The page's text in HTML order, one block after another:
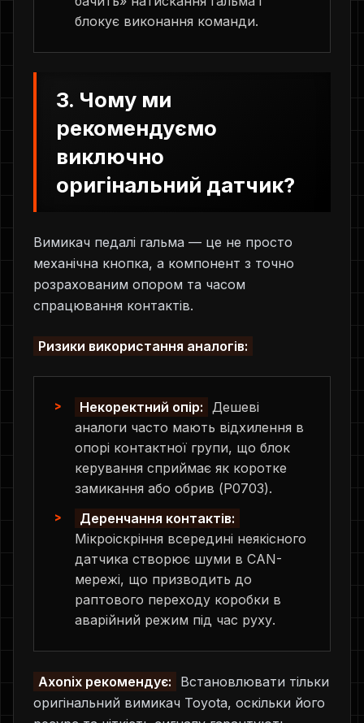
блокує виконання команди.
3. Чому ми
рекомендуємо
виключно
оригінальний датчик?
Вимикач педалі гальма — це не просто
механічна кнопка, а компонент з точно
розрахованим опором та часом
спрацювання контактів.
Ризики використання аналогів:
Некоректний опір: Дешеві
аналоги часто мають відхилення в
опорі контактної групи, що блок
керування сприймає як коротке
замикання або обрив (P0703).
Деренчання контактів:
Мікроіскріння всередині неякісного
датчика створює шуми в CAN-
мережі, що призводить до
раптового переходу коробки в
аварійний режим під час руху.
Axonix рекомендує:
Встановлювати тільки
оригінальний вимикач Toyota, оскільки його